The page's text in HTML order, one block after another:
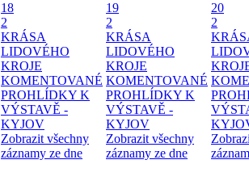
18
2
KRÁSA
LIDOVÉHO
KROJE
KOMENTOVANÉ
PROHLÍDKY K
VÝSTAVĚ -
KYJOV
Zobrazit všechny
záznamy ze dne
19
2
KRÁSA
LIDOVÉHO
KROJE
KOMENTOVANÉ
PROHLÍDKY K
VÝSTAVĚ -
KYJOV
Zobrazit všechny
záznamy ze dne
20
2